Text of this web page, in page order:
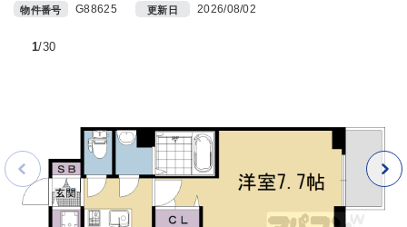
物件番号 G88625 更新日 2026/08/02
1 30